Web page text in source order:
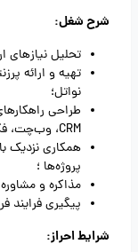
شرح شغل:
تحلیل نیازهای
تهیه و ارائه
نواتل؛
طراحی
CRM، وب‌چت، فکس، ویدیوکنفرانس و...) ؛
همکاری نزدیک
پروژه‌ها ؛
مذاکره و
پیگیری فرایند
شرایط احراز: